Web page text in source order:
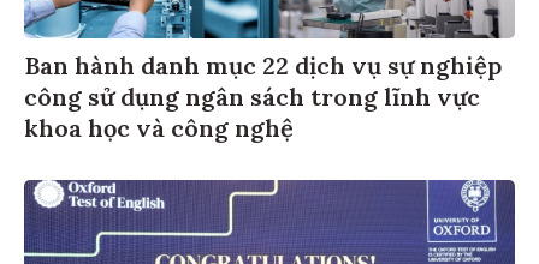
Ban hành danh mục 22 dịch vụ sự nghiệp
công sử dụng ngân sách trong lĩnh vực
khoa học và công nghệ